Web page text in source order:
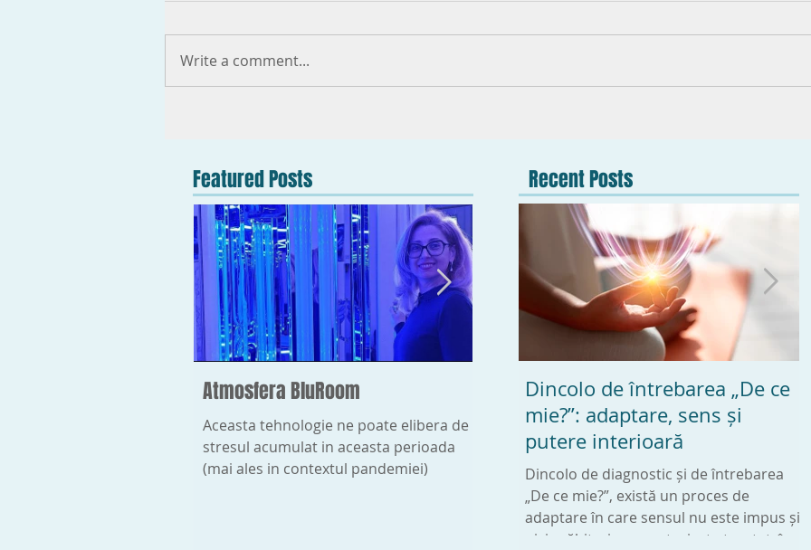
Write a comment...
Featured Posts
Atmosfera BluRoom
Aceasta tehnologie ne poate elibera de
stresul acumulat in aceasta perioada
(mai ales in contextul pandemiei)
Ce este BLUROOM ?
Blu Room® îți aduce mintea într-o stare
de relaxare. Atunci când experimentezi
acea liniște și pace, mintea ta are o stare
de bine care se
Recent Posts
Dincolo de întrebarea „De ce
mie?”: adaptare, sens și
putere interioară
Dincolo de diagnostic și de întrebarea
„De ce mie?”, există un proces de
adaptare în care sensul nu este impus și
nici grăbit, ci se construiește treptat, în